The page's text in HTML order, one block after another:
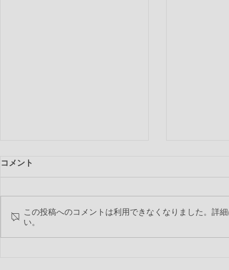
号外）Arden DURAND・カナ
号外）
コメント
この投稿へのコメントは利用できなくなりました。詳
い。